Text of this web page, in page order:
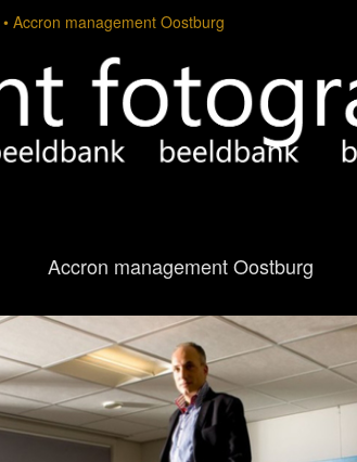
Accron management Oostburg
Accron management Oostburg